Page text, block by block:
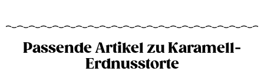
Passende Artikel zu Karamell-
Erdnusstorte